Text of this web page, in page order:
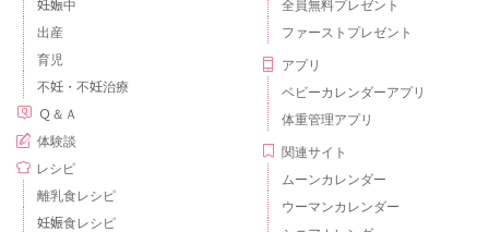
妊娠中
出産
育児
不妊・不妊治療
Ｑ＆Ａ
体験談
レシピ
離乳食レシピ
妊娠食レシピ
全員無料プレゼント
ファーストプレゼント
アプリ
ベビーカレンダーアプリ
体重管理アプリ
関連サイト
ムーンカレンダー
ウーマンカレンダー